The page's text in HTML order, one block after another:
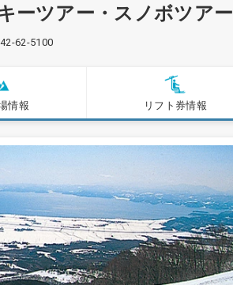
ーツアー・スノボツアー
62-5100
情報 リフト券情報